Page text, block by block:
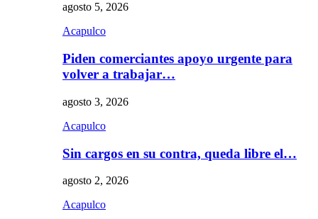
agosto 5, 2026
Acapulco
Piden comerciantes apoyo urgente para
volver a trabajar…
agosto 3, 2026
Acapulco
Sin cargos en su contra, queda libre el…
agosto 2, 2026
Acapulco